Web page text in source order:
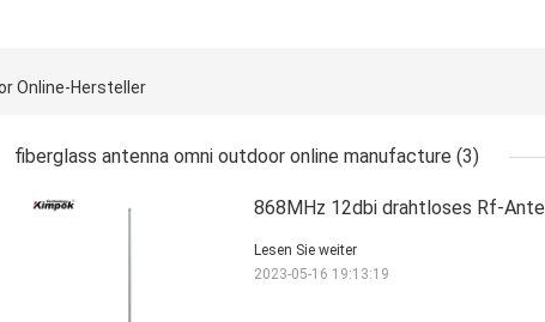
Online-Hersteller
fiberglass antenna omni outdoor online manufacture (3)
868MHz 12dbi drahtloses Rf-
Lesen Sie weiter
2023-05-16 19:13:19